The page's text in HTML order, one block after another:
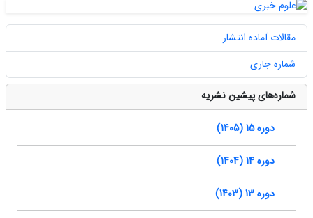
مقالات آماده انتشار
شماره جاری
شماره‌های پیشین نشریه
دوره 15 (1405)
دوره 14 (1404)
دوره 13 (1403)